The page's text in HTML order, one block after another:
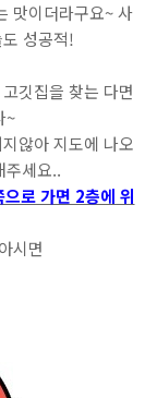
맛이더라구요~ 사
성공적!
깃집을 찾는 다면
~
않아 지도에 나오
주세요..
로 가면 2층에 위
시면